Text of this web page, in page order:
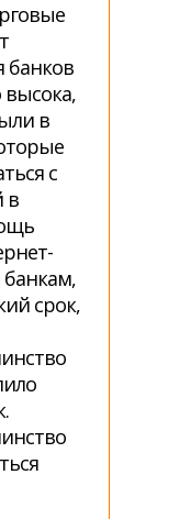
банков
высока,
в
с
в
срок,